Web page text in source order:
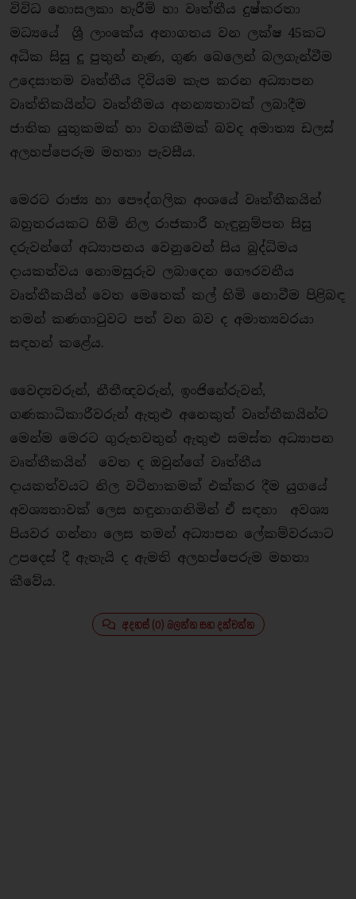
විවිධ නොසලකා හැරීම් හා වෘත්තීය දුෂ්කරතා
මධ්‍යයේ ශ්‍රී ලාංකේය අනාගතය වන ලක්ෂ 45කට
අධික සිසු දූ පුතුන් නැණ, ගුණ බෙලෙන් බලගැන්වීම
උදෙසාතම වෘත්තීය දිවියම කැප කරන අධ්‍යාපන
වෘත්තිකයින්ට වෘත්තීමය අනන්‍යතාවක් ලබාදීම
ජාතික යුතුකමක් හා වගකීමක් බවද අමාත්‍ය ඩලස්
අලහප්පෙරුම මහතා පැවසීය.
මෙරට රාජ්‍ය හා පෞද්ගලික අංශයේ වෘත්තීකයින්
බහුතරයකට හිමි නිල රාජකාරී හැඳුනුම්පත සිසු
දරුවන්ගේ අධ්‍යාපනය වෙනුවෙන් සිය බුද්ධිමය
දායකත්වය නොමසුරුව ලබාදෙන ගෞරවනීය
වෘත්තීකයින් වෙත මෙතෙක් කල් හිමි නොවීම පිළිබඳ
තමන් කණගාටුවට පත් වන බව ද අමාත්‍යවරයා
සඳහන් කළේය.
වෛද්‍යවරුන්, නීතීඥවරුන්, ඉංජිනේරුවන්,
ගණකාධිකාරීවරුන් ඇතුළු අනෙකුත් වෘත්තීකයින්ට
මෙන්ම මෙරට ගුරුභවතුන් ඇතුළු සමස්ත අධ්‍යාපන
වෘත්තීකයින් වෙත ද ඔවුන්ගේ වෘත්තීය
දායකත්වයට නිල වටිනාකමක් එක්කර දීම යුගයේ
අවශ්‍යතාවක් ලෙස හඳුනාගනිමින් ඒ සඳහා අවශ්‍ය
පියවර ගන්නා ලෙස තමන් අධ්‍යාපන ලේකම්වරයාට
උපදෙස් දී ඇතැයි ද ඇමති අලහප්පෙරුම මහතා
කීවේය.
අදහස් (0) බලන්න සහ දක්වන්න